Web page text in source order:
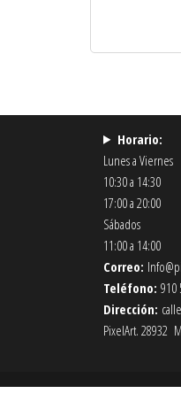
Horario:
Lunes a Viernes
10:30 a 14:30
17:00 a 20:00
Sábados
11:00 a 14:00
Correo:
Teléfono: 910
Dirección:
PixelArt. 28932